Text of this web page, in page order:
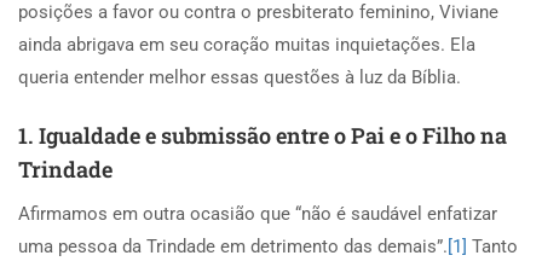
posições a favor ou contra o presbiterato feminino, Viviane
ainda abrigava em seu coração muitas inquietações. Ela
queria entender melhor essas questões à luz da Bíblia.
1. Igualdade e submissão entre o Pai e o Filho na
Trindade
Afirmamos em outra ocasião que “não é saudável enfatizar
uma pessoa da Trindade em detrimento das demais”.[1] Tanto